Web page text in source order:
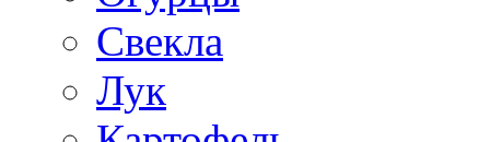
Свекла
Лук